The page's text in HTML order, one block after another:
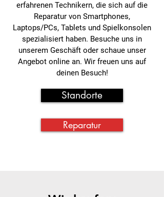
erfahrenen Technikern, die sich auf die
Reparatur von Smartphones,
Laptops/PCs, Tablets und Spielkonsolen
spezialisiert haben. Besuche uns in
unserem Geschäft oder schaue unser
Angebot online an. Wir freuen uns auf
deinen Besuch!
Standorte
Reparatur